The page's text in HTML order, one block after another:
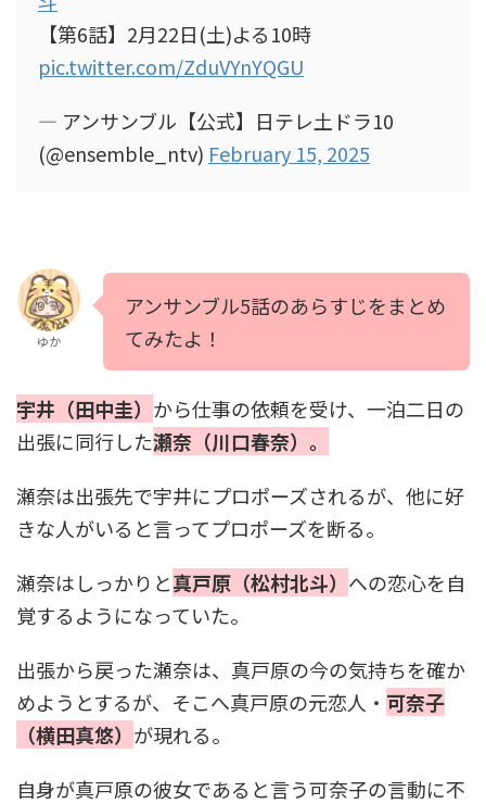
【第6話】2月22日(土)よる10時
pic.twitter.com/ZduVYnYQGU
— アンサンブル【公式】日テレ土ドラ10
(@ensemble_ntv) February 15, 2025
ゆか
アンサンブル5話のあらすじをまとめ
てみたよ！
宇井（田中圭） から仕事の依頼を受け、一泊二日の
出張に同行した瀬奈（川口春奈）。
瀬奈は出張先で宇井にプロポーズされるが、他に好
きな人がいると言ってプロポーズを断る。
瀬奈はしっかりと真戸原（松村北斗） への恋心を自
覚するようになっていた。
出張から戻った瀬奈は、真戸原の今の気持ちを確か
めようとするが、そこへ真戸原の元恋人・ 可奈子
（横田真悠） が現れる。
自身が真戸原の彼女であると言う可奈子の言動に不